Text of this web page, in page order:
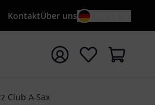
KontaktÜber uns
starten
Club A-Sax